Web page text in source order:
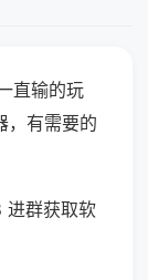
直输的玩
，有需要的
群获取软